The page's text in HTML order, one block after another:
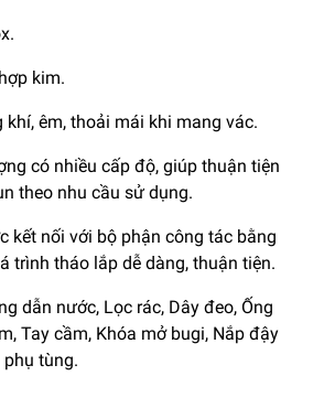
kim.
êm, thoải mái khi mang vác.
có nhiều cấp độ, giúp thuận tiện
theo nhu cầu sử dụng.
kết nối với bộ phận công tác bằng
trình tháo lắp dễ dàng, thuận tiện.
dẫn nước, Lọc rác, Dây đeo, Ống
Tay cầm, Khóa mở bugi, Nắp đậy
tùng.